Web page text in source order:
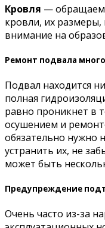
Кровля — обращаем
кровли, их
внимание на
Ремонт подвала
Подвал находится
полная
равно проникнет в
осушением и
обязательно нужно
устранить их, не
может быть
Предупреждение
Очень часто из-за